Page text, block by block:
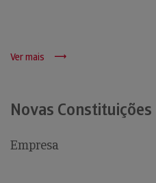
Ver mais
Novas Constituições
Empresa